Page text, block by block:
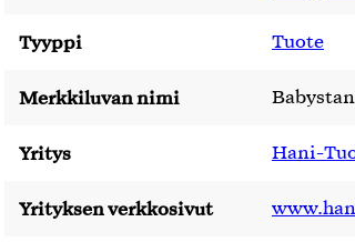
Tyyppi Tuote
Merkkiluvan nimi
Yritys Hani-
Yrityksen verkkosivut